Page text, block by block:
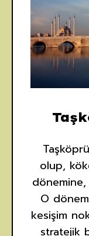
olup,
dönemine,
O
kesişim
stratejik